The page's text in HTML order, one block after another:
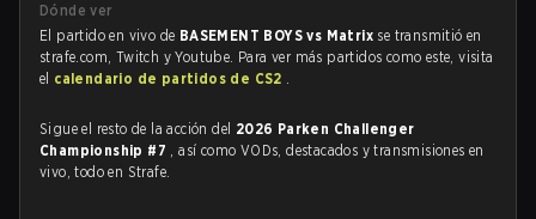
Dónde ver
El partido en vivo de BASEMENT BOYS vs Matrix se transmitió en
strafe.com, Twitch y Youtube. Para ver más partidos como este, visita
el calendario de partidos de CS2 .
Sigue el resto de la acción del 2026 Parken Challenger
Championship #7 , así como VODs, destacados y transmisiones en
vivo, todo en Strafe.